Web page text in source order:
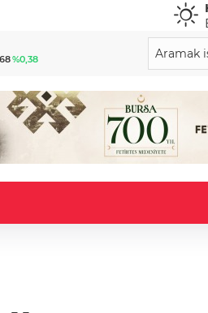
%0,38
CHF
59,0083